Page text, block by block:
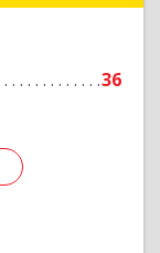
36